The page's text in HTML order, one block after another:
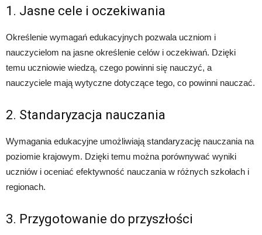
1. Jasne cele i oczekiwania
Określenie wymagań edukacyjnych pozwala uczniom i
nauczycielom na jasne określenie celów i oczekiwań. Dzięki
temu uczniowie wiedzą, czego powinni się nauczyć, a
nauczyciele mają wytyczne dotyczące tego, co powinni nauczać.
2. Standaryzacja nauczania
Wymagania edukacyjne umożliwiają standaryzację nauczania na
poziomie krajowym. Dzięki temu można porównywać wyniki
uczniów i oceniać efektywność nauczania w różnych szkołach i
regionach.
3. Przygotowanie do przyszłości